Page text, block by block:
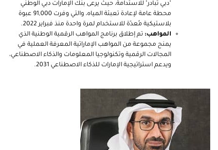
"دبي تبادر" للاستدامة، حيث يرعى بنك الإمارات دبي الوطني
محطة عامة لإعادة تعبئة المياه، والتي وفرت 91,000 عبوة
بلاستيكية مُعدّة للاستخدام لمرة واحدة منذ فبراير 2022.
المواهب: تم إطلاق برنامج المواهب الرقمية الوطنية الذي
يمنح مجموعة من المواهب الإماراتية المعرفة العملية في
المجالات الرقمية وتكنولوجيا المعلومات والذكاء الاصطناعي،
ويدعم استراتيجية الإمارات للذكاء الاصطناعي 2031.